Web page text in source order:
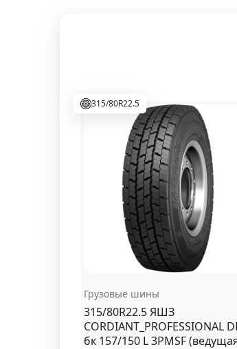
315/80R22.5
Грузовые шины
315/80R22.5 ЯШЗ
CORDIANT_PROFESSIONAL
бк 157/150 L 3PMSF